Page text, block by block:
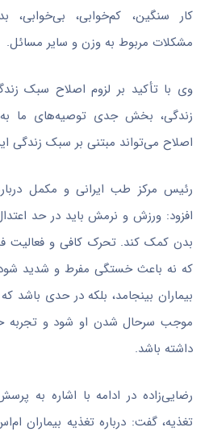
کار سنگین، کم‌خوابی، بی‌خوابی،
مشکلات مربوط به وزن و سایر مسائل.
وی با تأکید بر لزوم اصلاح سبک
زندگی، بخش جدی توصیه‌های ما
اصلاح می‌تواند مبتنی بر سبک زندگی
رئیس مرکز طب ایرانی و مکمل
افزود: ورزش و نرمش باید در حد
بدن کمک کند. تحرک کافی و فعالیت
که نه باعث خستگی مفرط و شدید شود
بیماران بینجامد، بلکه در حدی باشد که
موجب سرحال شدن او شود و تجربه
داشته باشد.
رضایی‌زاده در ادامه با اشاره به
تغذیه، گفت: درباره تغذیه بیماران